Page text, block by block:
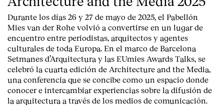
Durante los días 26 y 27 de mayo de 2025, el Pabellón
Mies van der Rohe volvió a convertirse en un lugar de
encuentro entre periodistas, arquitectos y agentes
culturales de toda Europa. En el marco de Barcelona
Setmanes d’Arquitectura y las EUmies Awards Talks, se
celebró la cuarta edición de Architecture and the Media,
una conferencia que se concibe como un espacio donde
conocer e intercambiar experiencias sobre la difusión de
la arquitectura a través de los medios de comunicación.